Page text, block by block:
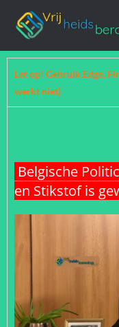
Let op! Gebruik Edge,
werkt niet)
Belgische
en Stikstof is